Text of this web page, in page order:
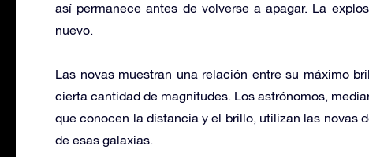
así permanece antes de volverse a apagar. La
nuevo.
Las novas muestran una relación entre su máximo
cierta cantidad de magnitudes. Los astrónomos,
que conocen la distancia y el brillo, utilizan las novas
de esas galaxias.